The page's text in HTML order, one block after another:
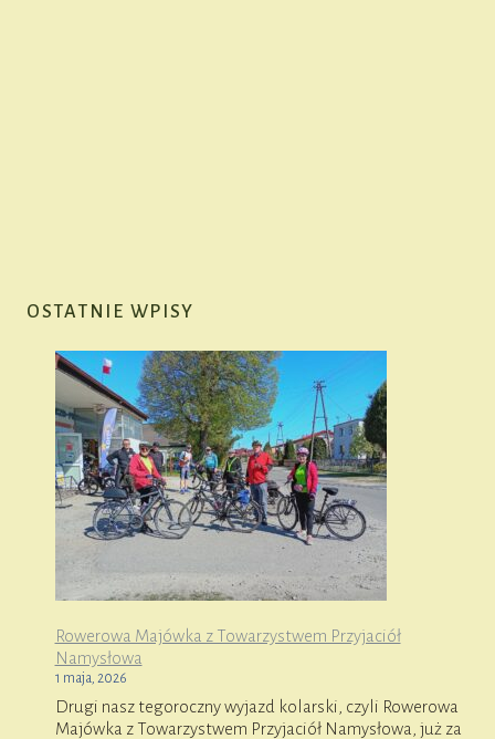
OSTATNIE WPISY
Rowerowa Majówka z Towarzystwem Przyjaciół
Namysłowa
1 maja, 2026
Drugi nasz tegoroczny wyjazd kolarski, czyli Rowerowa
Majówka z Towarzystwem Przyjaciół Namysłowa, już za